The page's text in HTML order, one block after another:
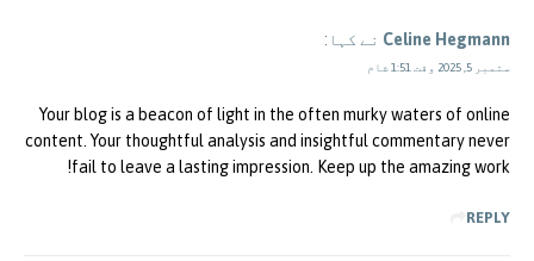
Celine Hegmann نے کہا:
ستمبر 5, 2025 وقت 1:51 شام
Your blog is a beacon of light in the often murky waters of online
content. Your thoughtful analysis and insightful commentary never
fail to leave a lasting impression. Keep up the amazing work!
REPLY